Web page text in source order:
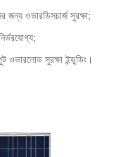
জন্য ওভারডিসচার্জ সুরক্ষা;
ওভারলোড সুরক্ষা ইন্ডুডিং।